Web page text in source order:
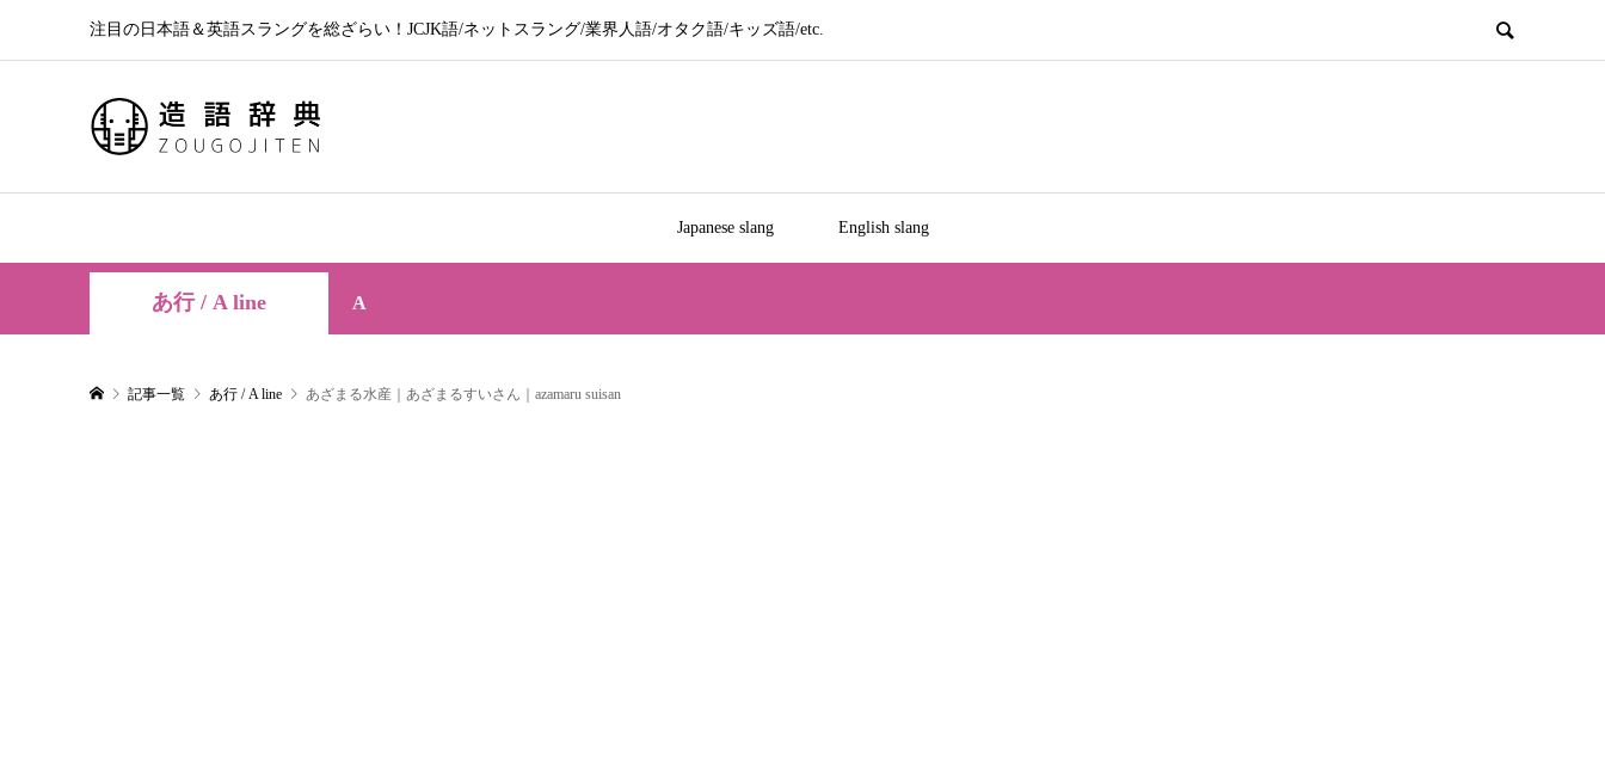
注目の日本語＆英語スラングを総ざらい！JCJK語/ネットスラング/業界人語/オタク語/キッズ語/etc.
Japanese slang English slang
あ行 / A line A
記事一覧 あ行 / A line あざまる水産｜あざまるすいさん｜azamaru suisan